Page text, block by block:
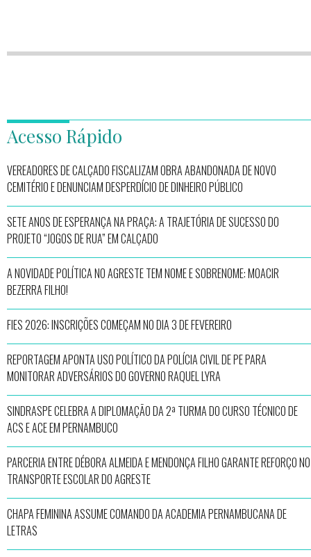
Acesso Rápido
VEREADORES DE CALÇADO FISCALIZAM OBRA ABANDONADA DE NOVO
CEMITÉRIO E DENUNCIAM DESPERDÍCIO DE DINHEIRO PÚBLICO
SETE ANOS DE ESPERANÇA NA PRAÇA: A TRAJETÓRIA DE SUCESSO DO
PROJETO “JOGOS DE RUA” EM CALÇADO
A NOVIDADE POLÍTICA NO AGRESTE TEM NOME E SOBRENOME: MOACIR
BEZERRA FILHO!
FIES 2026: INSCRIÇÕES COMEÇAM NO DIA 3 DE FEVEREIRO
REPORTAGEM APONTA USO POLÍTICO DA POLÍCIA CIVIL DE PE PARA
MONITORAR ADVERSÁRIOS DO GOVERNO RAQUEL LYRA
SINDRASPE CELEBRA A DIPLOMAÇÃO DA 2ª TURMA DO CURSO TÉCNICO DE
ACS E ACE EM PERNAMBUCO
PARCERIA ENTRE DÉBORA ALMEIDA E MENDONÇA FILHO GARANTE REFORÇO NO
TRANSPORTE ESCOLAR DO AGRESTE
CHAPA FEMININA ASSUME COMANDO DA ACADEMIA PERNAMBUCANA DE
LETRAS